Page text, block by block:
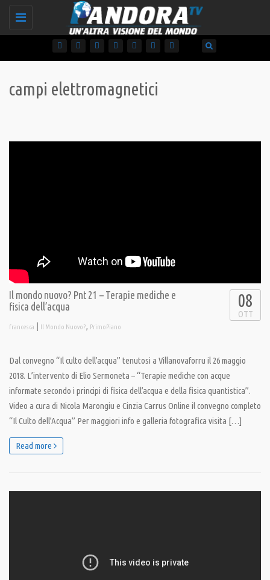
Toggle
campi elettromagnetici
Il mondo nuovo? Pnt 21 – Terapie mediche e
fisica dell’acqua
francesca | Il Mondo Nuovo?, PrimoPiano
08
OTT
Dal convegno “Il culto dell’acqua” tenutosi a Villanovaforru il 26 maggio
2018. L’intervento di Elio Sermoneta – “Terapie mediche con acque
informate secondo i principi di fisica dell’acqua e della fisica quantistica”.
Video a cura di Nicola Marongiu e Cinzia Carrus Online il convegno completo
“Il Culto dell’Acqua” Per maggiori info e galleria fotografica visita […]
Read more